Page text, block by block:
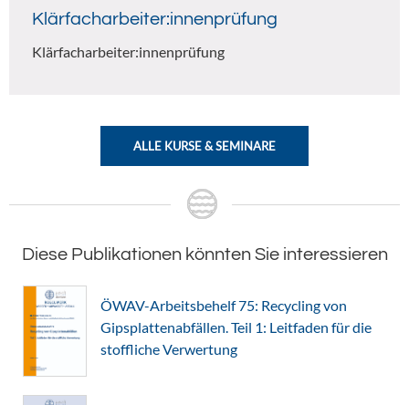
Klärfacharbeiter:innenprüfung
Klärfacharbeiter:innenprüfung
ALLE KURSE & SEMINARE
Diese Publikationen könnten Sie interessieren
ÖWAV-Arbeitsbehelf 75: Recycling von
Gipsplattenabfällen. Teil 1: Leitfaden für die
stoffliche Verwertung